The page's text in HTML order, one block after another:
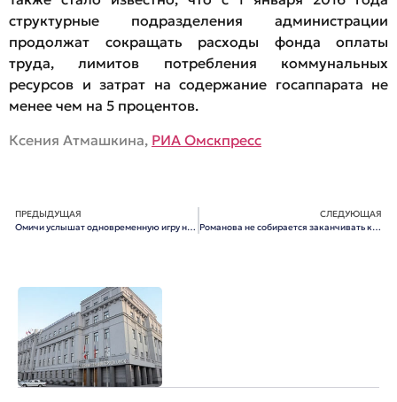
структурные подразделения администрации
продолжат сокращать расходы фонда оплаты
труда, лимитов потребления коммунальных
ресурсов и затрат на содержание госаппарата не
менее чем на 5 процентов.
Ксения Атмашкина, РИА Омскпресс
ПРЕДЫДУЩАЯ
Омичи услышат одновременную игру на трех роялях самой дорогой в мире марки
СЛЕДУЮЩАЯ
Романова не собирается заканчивать карьеру